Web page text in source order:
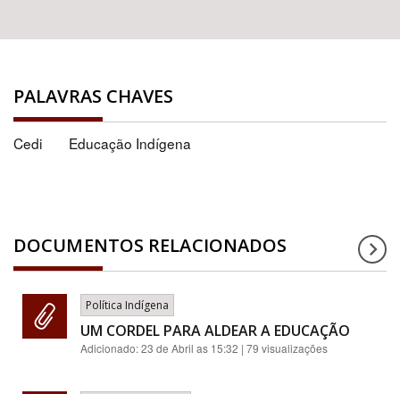
PALAVRAS CHAVES
Cedi Educação Indígena
DOCUMENTOS RELACIONADOS
Política Indígena
UM CORDEL PARA ALDEAR A EDUCAÇÃO
Adicionado:23 de Abril as 15:32 | 79 visualizações